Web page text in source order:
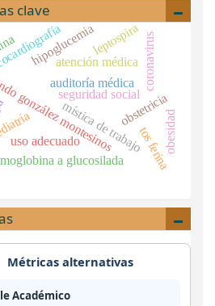
clave
atención médica
auditoría médica
gonzález montesinos
seguridad social
mística de trabajo
hipoglucemia
a glucosilada
obstetricia
coronavirus
uso adecuado
leptospira
tos ferina
obesidad
Métricas alternativas
Académico